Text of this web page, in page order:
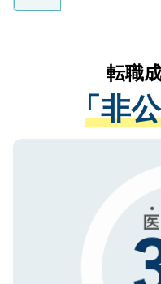
ているすべて
は、個人情報
管理基準を満
る、プライバ
で、機密保持
かがいして、
経験をまじえ
させていただ
ない方には、
ので、まずは
転職
「非